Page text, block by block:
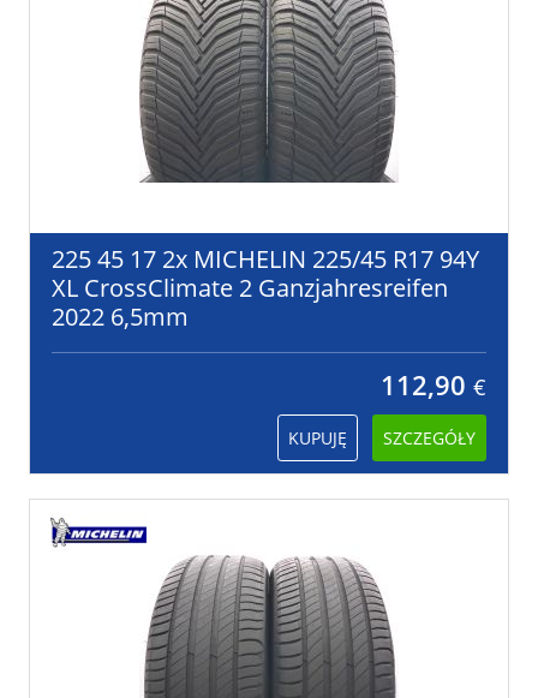
225 45 17 2x MICHELIN 225/45 R17 94Y
XL CrossClimate 2 Ganzjahresreifen
2022 6,5mm
112,90 €
KUPUJĘ SZCZEGÓŁY